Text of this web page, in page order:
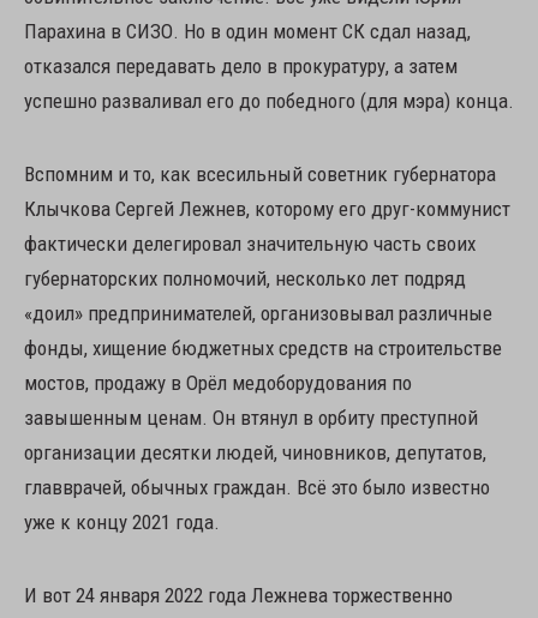
Парахина в СИЗО. Но в один момент СК сдал назад,
отказался передавать дело в прокуратуру, а затем
успешно разваливал его до победного (для мэра) конца.
Вспомним и то, как всесильный советник губернатора
Клычкова Сергей Лежнев, которому его друг-коммунист
фактически делегировал значительную часть своих
губернаторских полномочий, несколько лет подряд
«доил» предпринимателей, организовывал различные
фонды, хищение бюджетных средств на строительстве
мостов, продажу в Орёл медоборудования по
завышенным ценам. Он втянул в орбиту преступной
организации десятки людей, чиновников, депутатов,
главврачей, обычных граждан. Всё это было известно
уже к концу 2021 года.
И вот 24 января 2022 года Лежнева торжественно